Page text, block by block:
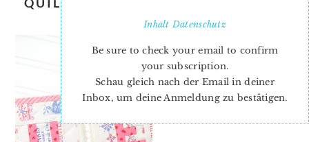
QUILT-PATTERN-3
InhaltDatenschutz
Be sure to check your email to confirm
your subscription.
Schau gleich nach der Email in deiner
Inbox, um deine Anmeldung zu bestätigen.